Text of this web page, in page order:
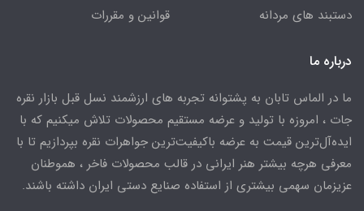
دستبند های مردانه
قوانین و مقررات
درباره ما
ما در الماس تابان به پشتوانه تجربه های ارزشمند نسل قبل بازار نقره
جات ، امروزه با تولید و عرضه مستقیم محصولات تلاش میکنیم که با
ایده‌آل‌ترین قیمت به عرضه باکیفیت‌ترین جواهرات نقره بپردازیم تا با
معرفی هرچه بیشتر هنر ایرانی در قالب محصولات فاخر ، هموطنان
عزیزمان سهمی بیشتری از استفاده صنایع دستی ایران داشته باشند.